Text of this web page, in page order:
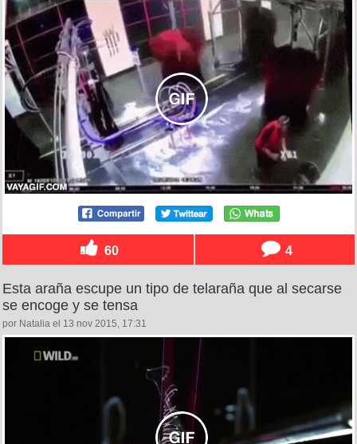
60 4
Esta araña escupe un tipo de telaraña que al secarse
se encoge y se tensa
por Natalia el 13 nov 2015, 17:31